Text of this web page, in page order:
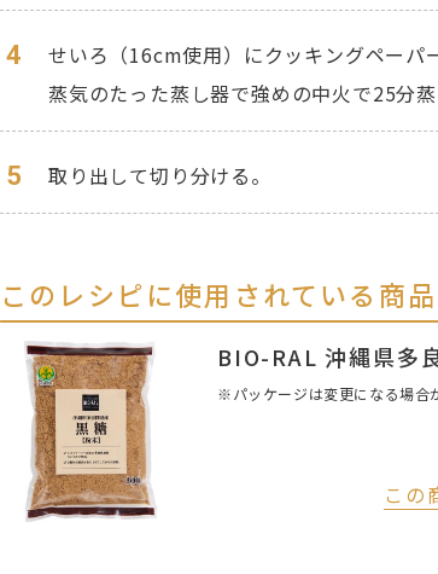
4
せいろ（16cm使用）にクッキングペーパ
蒸気のたった蒸し器で強めの中火で25分蒸
5 取り出して切り分ける。
このレシピに使用されている商品
BIO-RAL 沖縄県多
※パッケージは変更になる場合
この